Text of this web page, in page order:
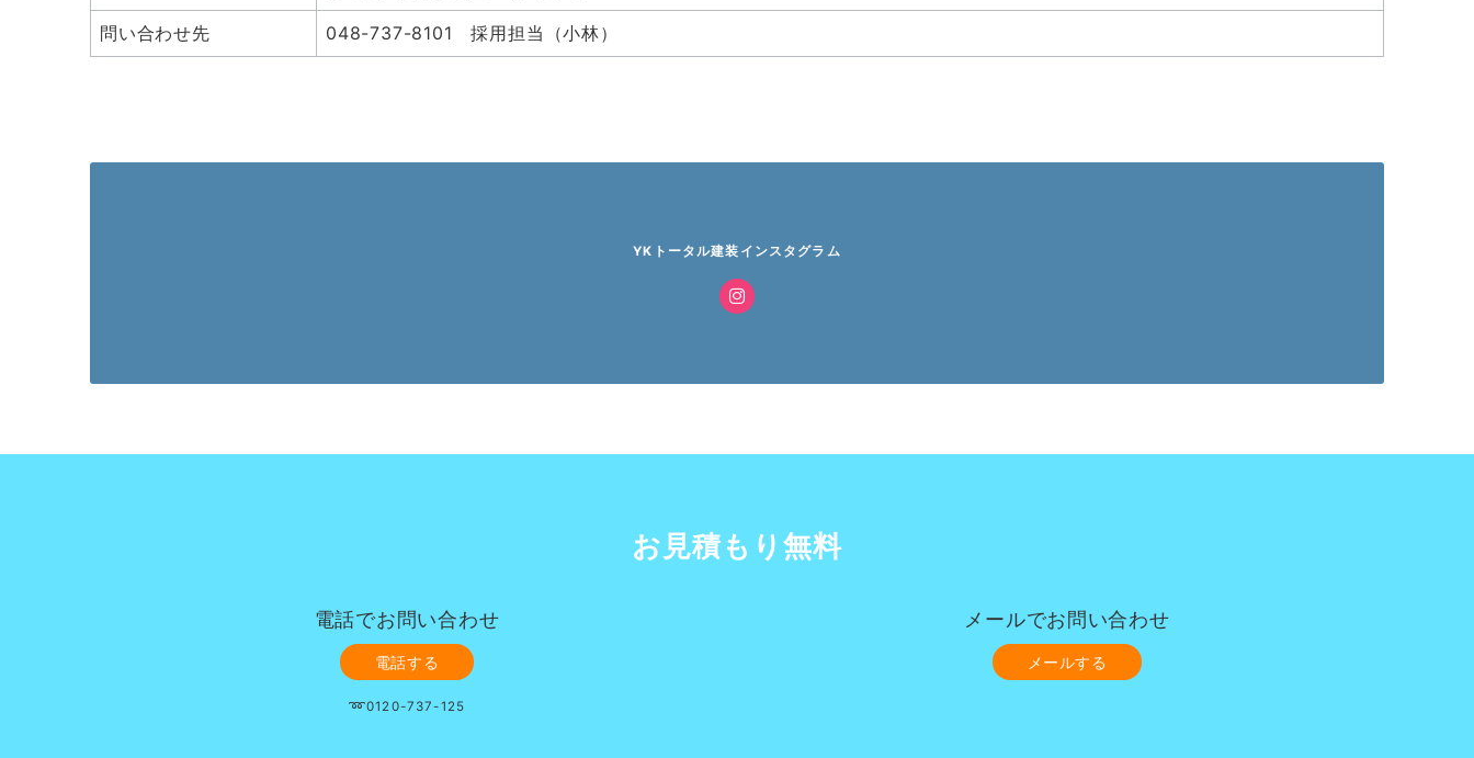
問い合わせ先 048-737-8101 採用担当（小林）
YKトータル建装インスタグラム
お見積もり無料
電話でお問い合わせ
電話する
➿0120-737-125
メールでお問い合わせ
メールする